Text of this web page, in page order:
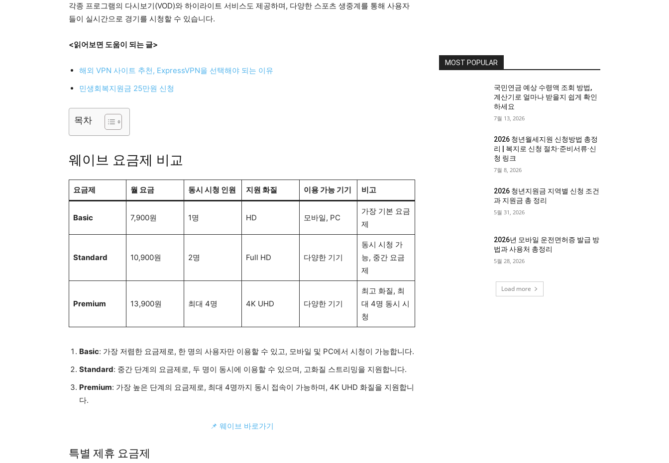
각종 프로그램의 다시보기(VOD)와 하이라이트 서비스도 제공하며, 다양한 스포츠 생중계를 통해 사용자
들이 실시간으로 경기를 시청할 수 있습니다.
<읽어보면 도움이 되는 글>
해외 VPN 사이트 추천, ExpressVPN을 선택해야 되는 이유
민생회복지원금 25만원 신청
목차
웨이브 요금제 비교
요금제 월 요금 동시 시청 인원 지원 화질 이용 가능 기기 비고
Basic 7,900원 1명 HD 모바일, PC
가장 기본 요금
제
Standard 10,900원 2명 Full HD 다양한 기기
동시 시청 가
능, 중간 요금
제
Premium 13,900원 최대 4명 4K UHD 다양한 기기
최고 화질, 최
대 4명 동시 시
청
Basic: 가장 저렴한 요금제로, 한 명의 사용자만 이용할 수 있고, 모바일 및 PC에서 시청이 가능합니다.
Standard: 중간 단계의 요금제로, 두 명이 동시에 이용할 수 있으며, 고화질 스트리밍을 지원합니다.
Premium: 가장 높은 단계의 요금제로, 최대 4명까지 동시 접속이 가능하며, 4K UHD 화질을 지원합니
다.
📌 웨이브 바로가기
특별 제휴 요금제
MOST POPULAR
국민연금 예상 수령액 조회 방법,
계산기로 얼마나 받을지 쉽게 확인
하세요
7월 13, 2026
2026 청년월세지원 신청방법 총정
리 | 복지로 신청 절차·준비서류·신
청 링크
7월 8, 2026
2026 청년지원금 지역별 신청 조건
과 지원금 총 정리
5월 31, 2026
2026년 모바일 운전면허증 발급 방
법과 사용처 총정리
5월 28, 2026
Load more